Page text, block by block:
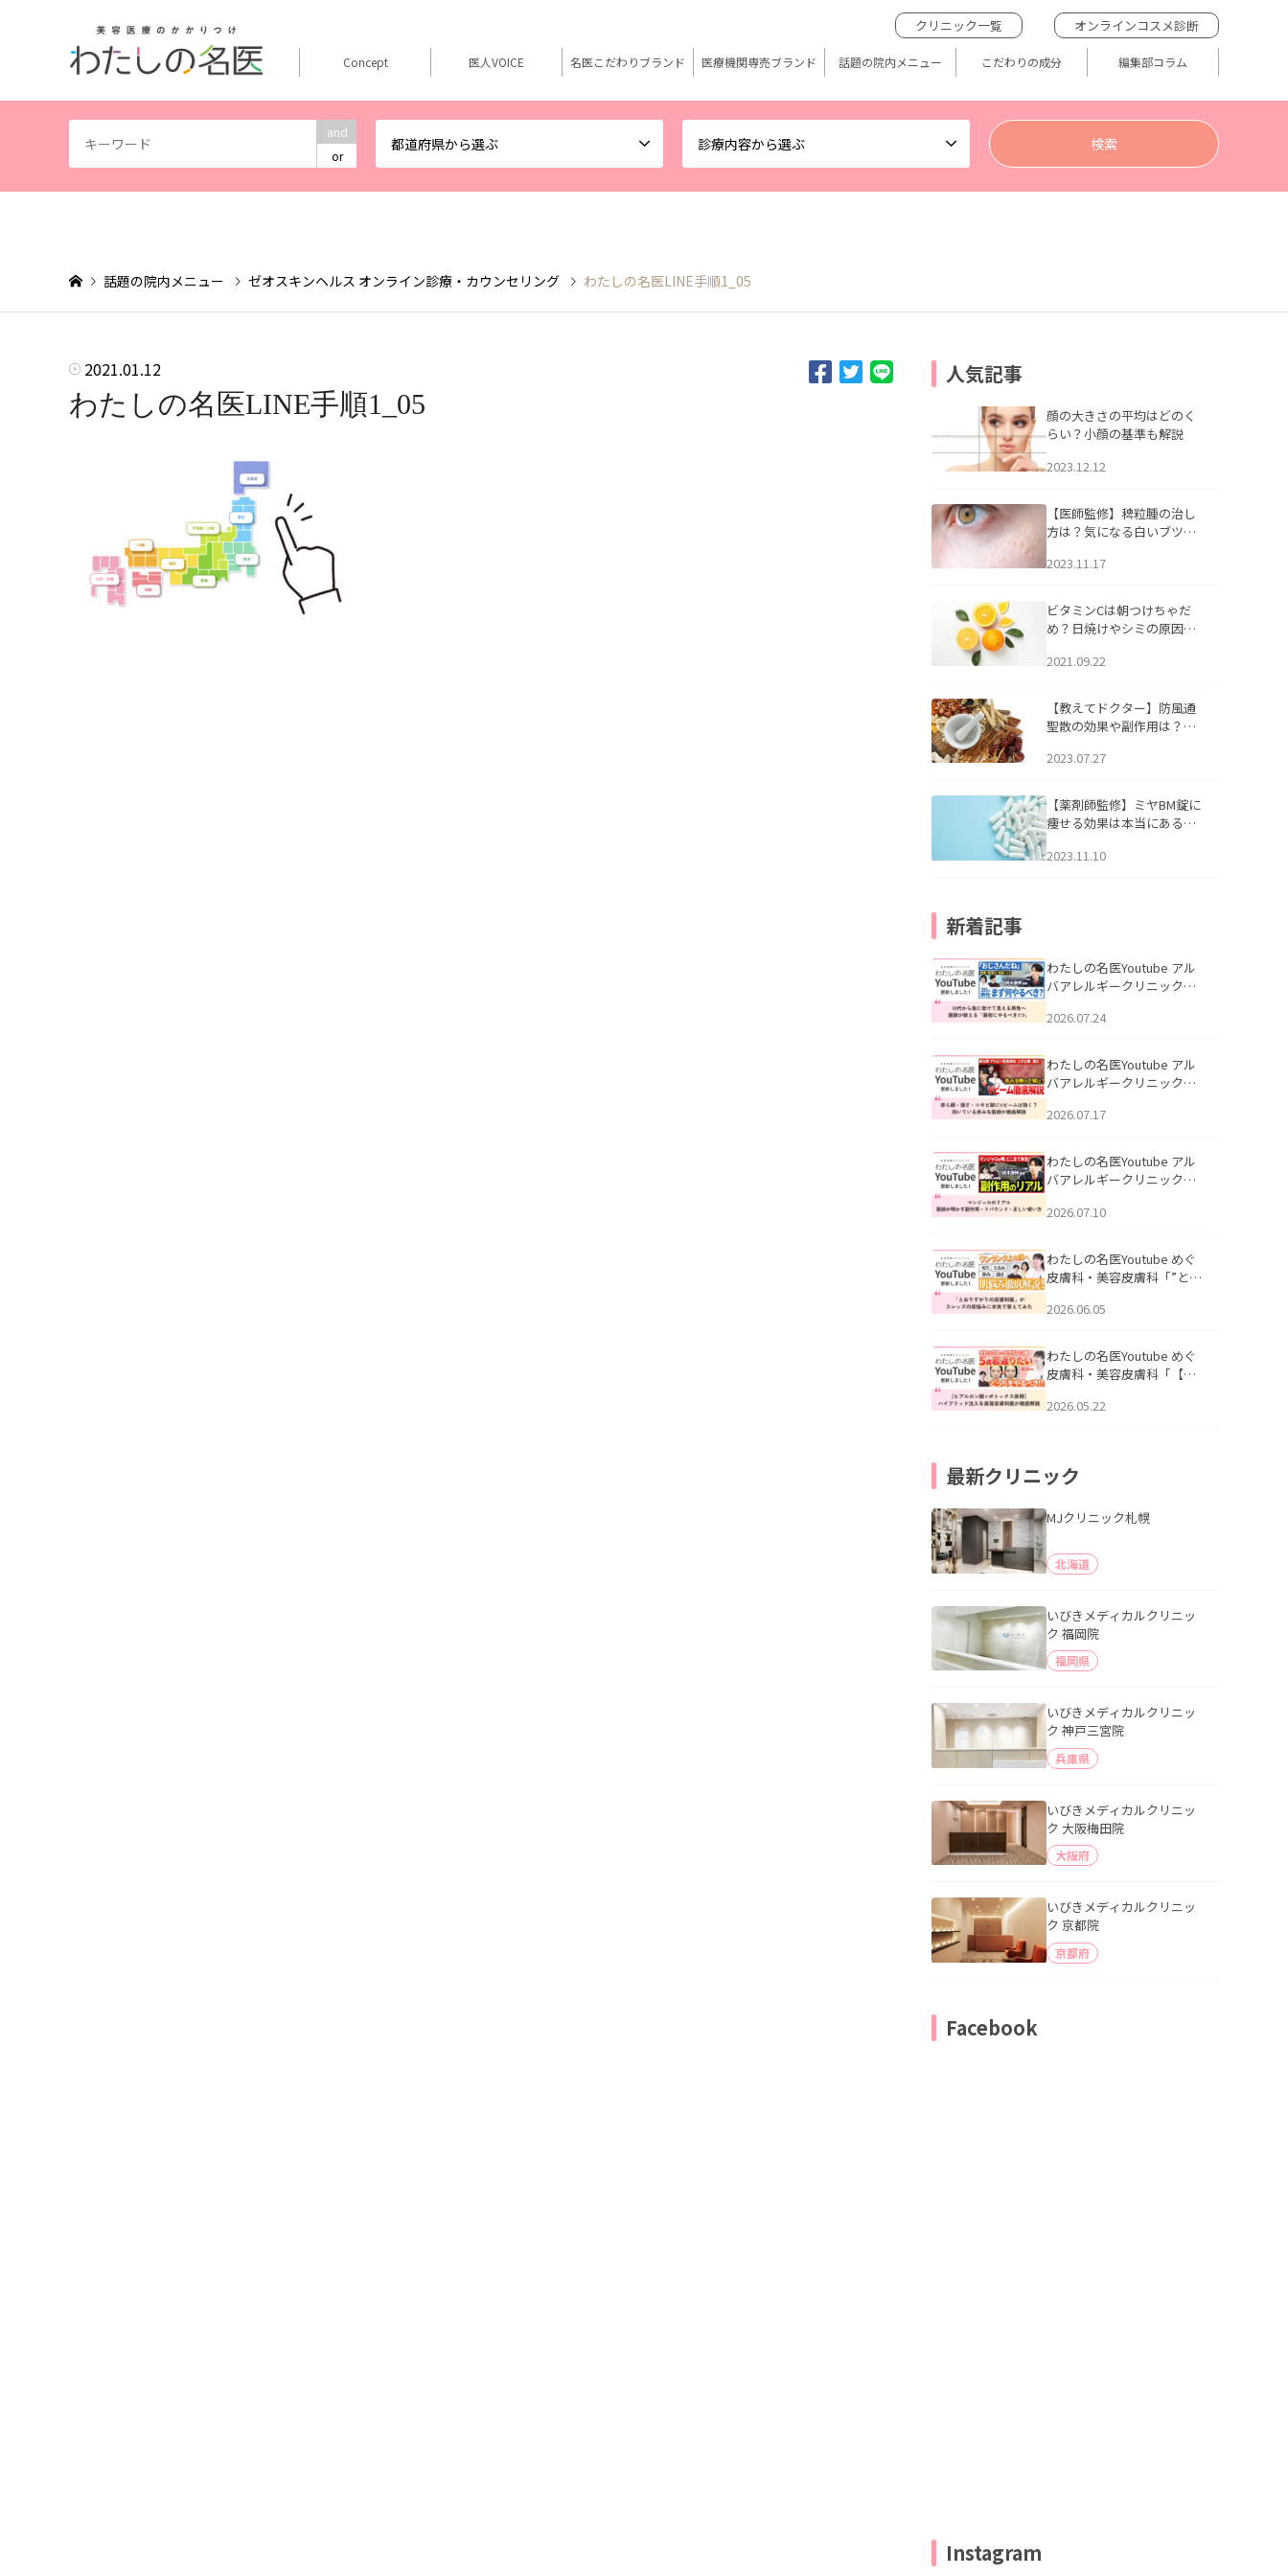
and
or
都道府県から選ぶ 診療内容から選ぶ
クリニック一覧 オンラインコスメ診断
Concept 医人VOICE 名医こだわりブランド 医療機関専売ブランド 話題の院内メニュー こだわりの成分 編集部コラム
話題の院内メニュー ゼオスキンヘルス オンライン診療・カウンセリング わたしの名医LINE手順1_05
2021.01.12
わたしの名医LINE手順1_05
人気記事
顔の大きさの平均はどのく
らい？小顔の基準も解説
2023.12.12
【医師監修】稗粒腫の治し
方は？気になる白いブツブ
アについて
2023.11.17
ビタミンCは朝つけちゃだ
め？日焼けやシミの原因に
2021.09.22
【教えてドクター】防風通
聖散の効果や副作用は？長
2023.07.27
【薬剤師監修】ミヤBM錠に
痩せる効果は本当にある
2023.11.10
新着記事
わたしの名医Youtube アル
バアレルギークリニック札
える男性へ｜医師が教える
公開いたしました。
2026.07.24
わたしの名医Youtube アル
バアレルギークリニック札
跡にVビームは効く？向いて
説」を公開いたしました。
2026.07.17
わたしの名医Youtube アル
バアレルギークリニック札
医師が明かす副作用・リバ
公開いたしました。
2026.07.10
わたしの名医Youtube めぐ
皮膚科・美容皮膚科「”とお
ッズの肌悩みに本気で答え
た。
2026.06.05
わたしの名医Youtube めぐ
皮膚科・美容皮膚科「【ヒ
用】ハイブリッド注入を美
2026.05.22
最新クリニック
MJクリニック札幌
北海道
いびきメディカルクリニッ
ク 福岡院
福岡県
いびきメディカルクリニッ
ク 神戸三宮院
兵庫県
いびきメディカルクリニッ
ク 大阪梅田院
大阪府
いびきメディカルクリニッ
ク 京都院
京都府
Facebook
Instagram